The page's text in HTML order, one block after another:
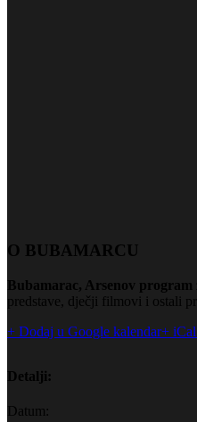
O BUBAMARCU
Bubamarac, Arsenov program
predstave, dječji filmovi i ostali
+ Dodaj u Google kalendar+
Detalji:
Datum: